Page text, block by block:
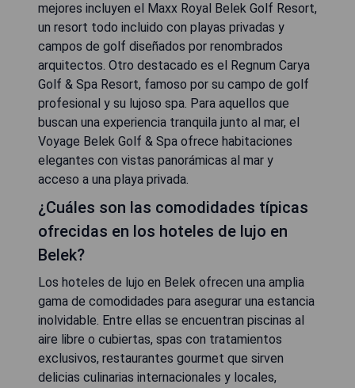
mejores incluyen el Maxx Royal Belek Golf Resort,
un resort todo incluido con playas privadas y
campos de golf diseñados por renombrados
arquitectos. Otro destacado es el Regnum Carya
Golf & Spa Resort, famoso por su campo de golf
profesional y su lujoso spa. Para aquellos que
buscan una experiencia tranquila junto al mar, el
Voyage Belek Golf & Spa ofrece habitaciones
elegantes con vistas panorámicas al mar y
acceso a una playa privada.
¿Cuáles son las comodidades típicas
ofrecidas en los hoteles de lujo en
Belek?
Los hoteles de lujo en Belek ofrecen una amplia
gama de comodidades para asegurar una estancia
inolvidable. Entre ellas se encuentran piscinas al
aire libre o cubiertas, spas con tratamientos
exclusivos, restaurantes gourmet que sirven
delicias culinarias internacionales y locales,